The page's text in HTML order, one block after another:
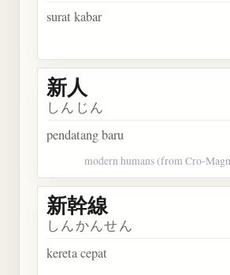
surat kabar
新人
しんじん
pendatang baru
modern humans (from Cro-
新幹線
しんかんせん
kereta cepat